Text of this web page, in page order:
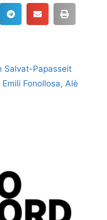
Salvat-Papasseit
Fonollosa, Alè